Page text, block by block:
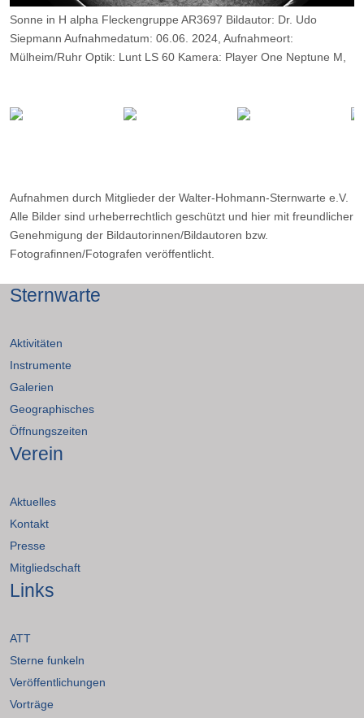
Sonne in H alpha Fleckengruppe AR3697 Bildautor: Dr. Udo
Siepmann Aufnahmedatum: 06.06. 2024, Aufnahmeort:
Mülheim/Ruhr Optik: Lunt LS 60 Kamera: Player One Neptune M,
Aufnahmen durch Mitglieder der Walter-Hohmann-Sternwarte e.V.
Alle Bilder sind urheberrechtlich geschützt und hier mit freundlicher
Genehmigung der Bildautorinnen/Bildautoren bzw.
Fotografinnen/Fotografen veröffentlicht.
Sternwarte
Aktivitäten
Instrumente
Galerien
Geographisches
Öffnungszeiten
Verein
Aktuelles
Kontakt
Presse
Mitgliedschaft
Links
ATT
Sterne funkeln
Veröffentlichungen
Vorträge